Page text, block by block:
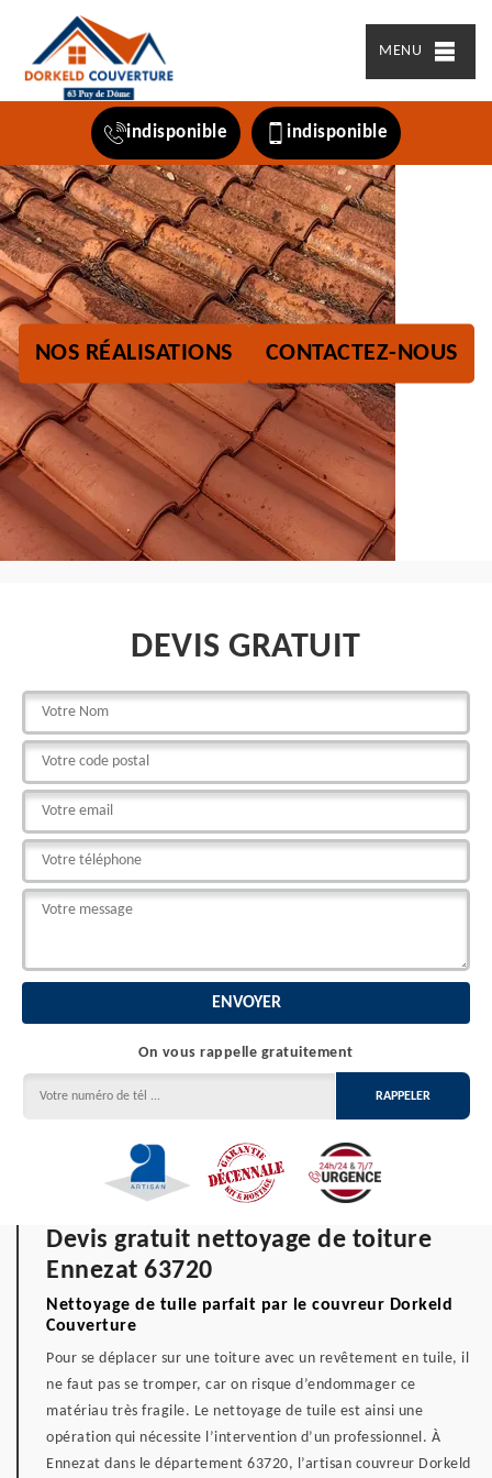
MENU
indisponible indisponible
NOS RÉALISATIONS CONTACTEZ-NOUS
DEVIS GRATUIT
On vous rappelle gratuitement
Devis gratuit nettoyage de toiture
Ennezat 63720
Nettoyage de tuile parfait par le couvreur Dorkeld
Couverture
Pour se déplacer sur une toiture avec un revêtement en tuile, il
ne faut pas se tromper, car on risque d’endommager ce
matériau très fragile. Le nettoyage de tuile est ainsi une
opération qui nécessite l’intervention d’un professionnel. À
Ennezat dans le département 63720, l’artisan couvreur Dorkeld